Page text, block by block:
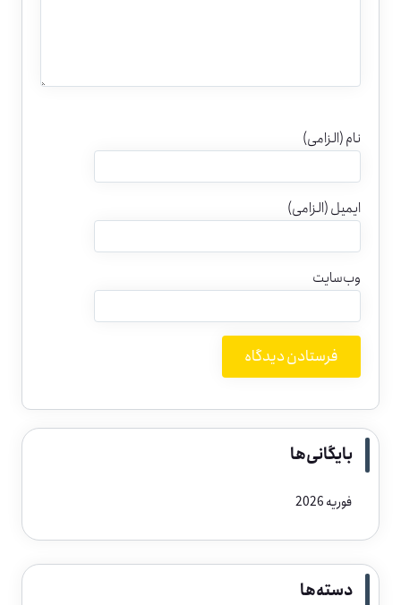
نام (الزامی)
ایمیل (الزامی)
وب‌سایت
بایگانی‌ها
فوریه 2026
دسته‌ها